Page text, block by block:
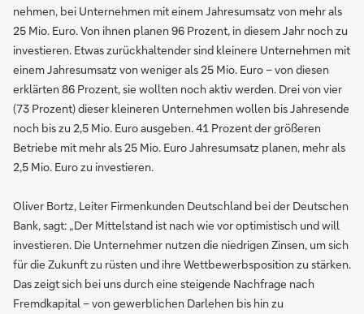
nehmen, bei Unternehmen mit einem Jahresumsatz von mehr als
25 Mio. Euro. Von ihnen planen 96 Prozent, in diesem Jahr noch zu
investieren. Etwas zurückhaltender sind kleinere Unternehmen mit
einem Jahresumsatz von weniger als 25 Mio. Euro – von diesen
erklärten 86 Prozent, sie wollten noch aktiv werden. Drei von vier
(73 Prozent) dieser kleineren Unternehmen wollen bis Jahresende
noch bis zu 2,5 Mio. Euro ausgeben. 41 Prozent der größeren
Betriebe mit mehr als 25 Mio. Euro Jahresumsatz planen, mehr als
2,5 Mio. Euro zu investieren.
Oliver Bortz, Leiter Firmenkunden Deutschland bei der Deutschen
Bank, sagt: „Der Mittelstand ist nach wie vor optimistisch und will
investieren. Die Unternehmer nutzen die niedrigen Zinsen, um sich
für die Zukunft zu rüsten und ihre Wettbewerbsposition zu stärken.
Das zeigt sich bei uns durch eine steigende Nachfrage nach
Fremdkapital – von gewerblichen Darlehen bis hin zu